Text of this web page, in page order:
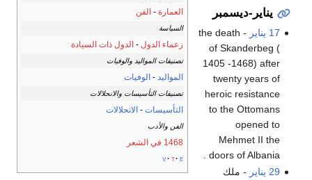
العمارة - الفن
السياسة
زعماء الدول - الدول ذات السيادة
تصنيفات المواليد والوفيات
المواليد - الوفيات
تصنيفات التأسيسات والانحلالات
التأسيسات - الانحلالات
الفن والأدب
1468 في الشعر
v t e
يناير-ديسمبر
17 يناير
- the death
of Skanderbeg (
1405 -1468) after
twenty years of
heroic resistance
to the Ottomans
opened to
Mehmet II the
doors of Albania .
29 يناير
- ملك